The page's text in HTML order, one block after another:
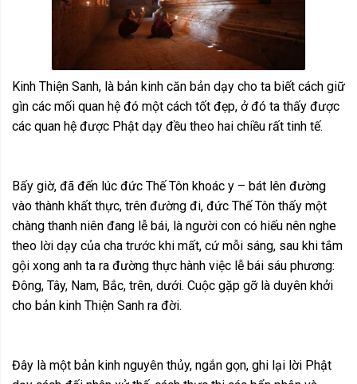
Kinh Thiện Sanh, là bản kinh căn bản dạy cho ta biết cách giữ
gìn các mối quan hệ đó một cách tốt đẹp, ở đó ta thấy được
các quan hệ được Phật dạy đều theo hai chiều rất tinh tế.
Bấy giờ, đã đến lúc đức Thế Tôn khoác y – bát lên đường
vào thành khất thực, trên đường đi, đức Thế Tôn thấy một
chàng thanh niên đang lễ bái, là người con có hiếu nên nghe
theo lời dạy của cha trước khi mất, cứ mỗi sáng, sau khi tắm
gội xong anh ta ra đường thực hành việc lễ bái sáu phương:
Đông, Tây, Nam, Bắc, trên, dưới. Cuộc gặp gỡ là duyên khởi
cho bản kinh Thiện Sanh ra đời.
Đây là một bản kinh nguyên thủy, ngắn gọn, ghi lại lời Phật